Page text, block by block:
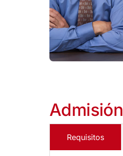
Admisión
Requisitos